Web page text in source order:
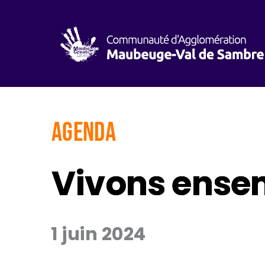
AGENDA
Vivons
1 juin 2024